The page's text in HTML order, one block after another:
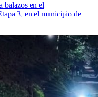
balazos en el
3, en el municipio de